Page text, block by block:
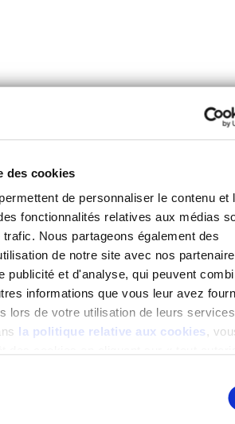
des cookies
de personnaliser le contenu et
fonctionnalités relatives aux médias
Nous partageons également des
de notre site avec nos
publicité et d'analyse, qui peuvent
informations que vous leur avez
lors de votre utilisation de leurs
la politique relative aux cookies ,
». Vous avez également la
en fonction de la finalité des cookies